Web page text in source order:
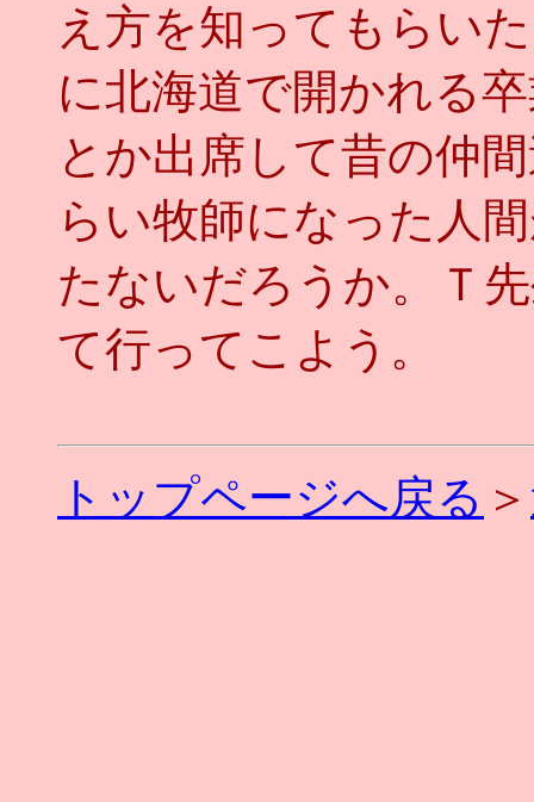
え方を知ってもらい
に北海道で開かれる
とか出席して昔の仲
らい牧師になった人
たないだろうか。Ｔ
て行ってこよう。
トップページへ戻る ＞